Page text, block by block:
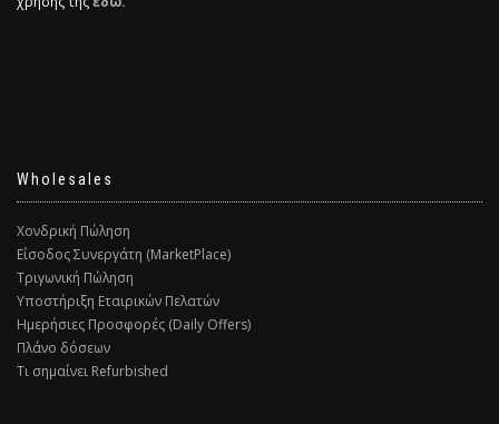
Wholesales
Χονδρική Πώληση
Είσοδος Συνεργάτη (MarketPlace)
Τριγωνική Πώληση
Υποστήριξη Εταιρικών Πελατών
Ημερήσιες Προσφορές (Daily Offers)
Πλάνο δόσεων
Τι σημαίνει Refurbished